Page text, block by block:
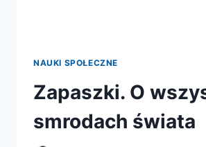
NAUKI SPOŁECZNE
Zapaszki. O
smrodach świata